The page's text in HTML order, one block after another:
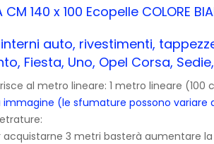
CM 140 x 100 Ecopelle COLORE
auto, rivestimenti,
Fiesta, Uno, Opel Corsa,
al metro lineare: 1 metro lineare (100
(le sfumature possono variare
acquistarne 3 metri basterà aumentare la